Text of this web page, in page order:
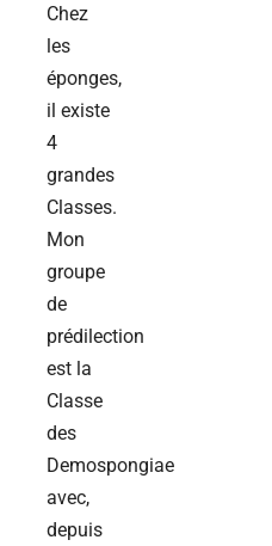
Chez
les
éponges,
il existe
4
grandes
Classes.
Mon
groupe
de
prédilection
est la
Classe
des
Demospongiae
avec,
depuis